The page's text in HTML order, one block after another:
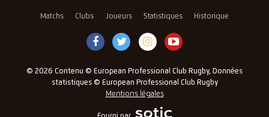
Matchs Clubs Joueurs Statistiques Historique
© 2026 Contenu © European Professional Club Rugby, Données
statistiques © European Professional Club Rugby
Mentions légales